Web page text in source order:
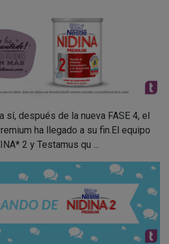
sí, después de la nueva FASE 4, el
ha llegado a su fin.El equipo
2 y Testamus qu ...